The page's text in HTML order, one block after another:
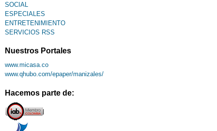
SOCIAL
ESPECIALES
ENTRETENIMIENTO
SERVICIOS RSS
Nuestros Portales
www.micasa.co
www.qhubo.com/epaper/manizales/
Hacemos parte de: